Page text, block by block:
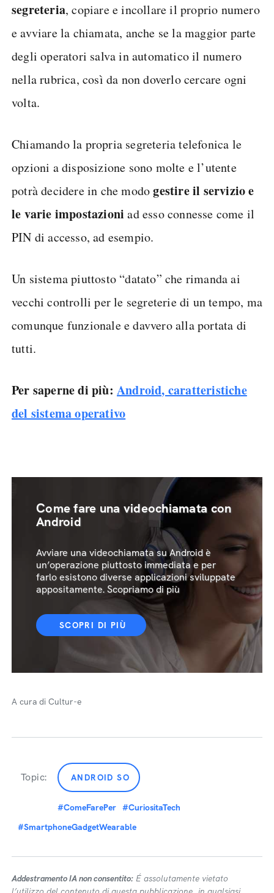
segreteria, copiare e incollare il proprio numero
e avviare la chiamata, anche se la maggior parte
degli operatori salva in automatico il numero
nella rubrica, così da non doverlo cercare ogni
volta.
Chiamando la propria segreteria telefonica le
opzioni a disposizione sono molte e l’utente
potrà decidere in che modogestire il servizio e
le varie impostazioni ad esso connesse come il
PIN di accesso, ad esempio.
Un sistema piuttosto “datato” che rimanda ai
vecchi controlli per le segreterie di un tempo, ma
comunque funzionale e davvero alla portata di
tutti.
Per saperne di più: Android, caratteristiche
del sistema operativo
Come fare una videochiamata con
Android
Avviare una videochiamata su Android è
un’operazione piuttosto immediata e per
farlo esistono diverse applicazioni sviluppate
appositamente. Scopriamo di più
SCOPRI DI PIÙ
A cura di Cultur-e
Topic: ANDROID SO
#ComeFarePer #CuriositaTech
#SmartphoneGadgetWearable
Addestramento IA non consentito: É assolutamente vietato